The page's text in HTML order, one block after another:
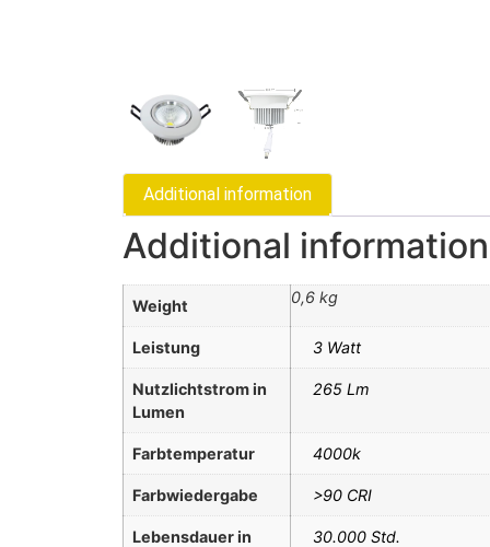
Additional information
Additional information
Weight 0,6 kg
Leistung 3 Watt
Nutzlichtstrom in
Lumen
265 Lm
Farbtemperatur 4000k
Farbwiedergabe >90 CRI
Lebensdauer in
30.000 Std.